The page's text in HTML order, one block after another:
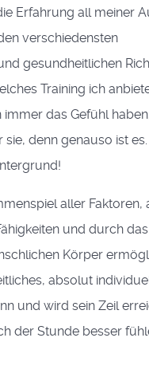
Erfahrung all meiner
verschiedensten
gesundheitlichen
Training ich
immer das Gefühl
sie, denn genauso ist
aller Faktoren,
und durch
Körper
absolut
und wird sein Zeil
der Stunde besser